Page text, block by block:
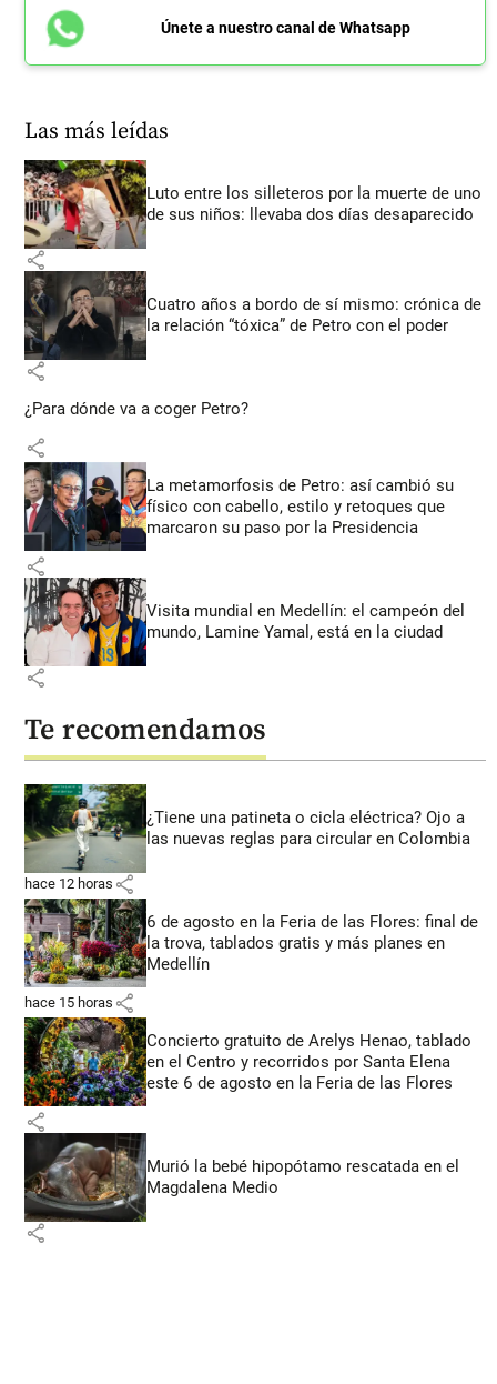
Únete a nuestro canal de Whatsapp
Las más leídas
Luto entre los silleteros por la muerte de uno
de sus niños: llevaba dos días desaparecido
share
Cuatro años a bordo de sí mismo: crónica de
la relación “tóxica” de Petro con el poder
share
¿Para dónde va a coger Petro?
share
La metamorfosis de Petro: así cambió su
físico con cabello, estilo y retoques que
marcaron su paso por la Presidencia
share
Visita mundial en Medellín: el campeón del
mundo, Lamine Yamal, está en la ciudad
share
Te recomendamos
¿Tiene una patineta o cicla eléctrica? Ojo a
las nuevas reglas para circular en Colombia
hace 12 horas share
6 de agosto en la Feria de las Flores: final de
la trova, tablados gratis y más planes en
Medellín
hace 15 horas share
Concierto gratuito de Arelys Henao, tablado
en el Centro y recorridos por Santa Elena
este 6 de agosto en la Feria de las Flores
share
Murió la bebé hipopótamo rescatada en el
Magdalena Medio
share